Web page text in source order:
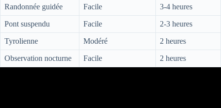
Randonnée guidée Facile 3-4 heures
Pont suspendu Facile 2-3 heures
Tyrolienne Modéré 2 heures
Observation nocturne Facile 2 heures